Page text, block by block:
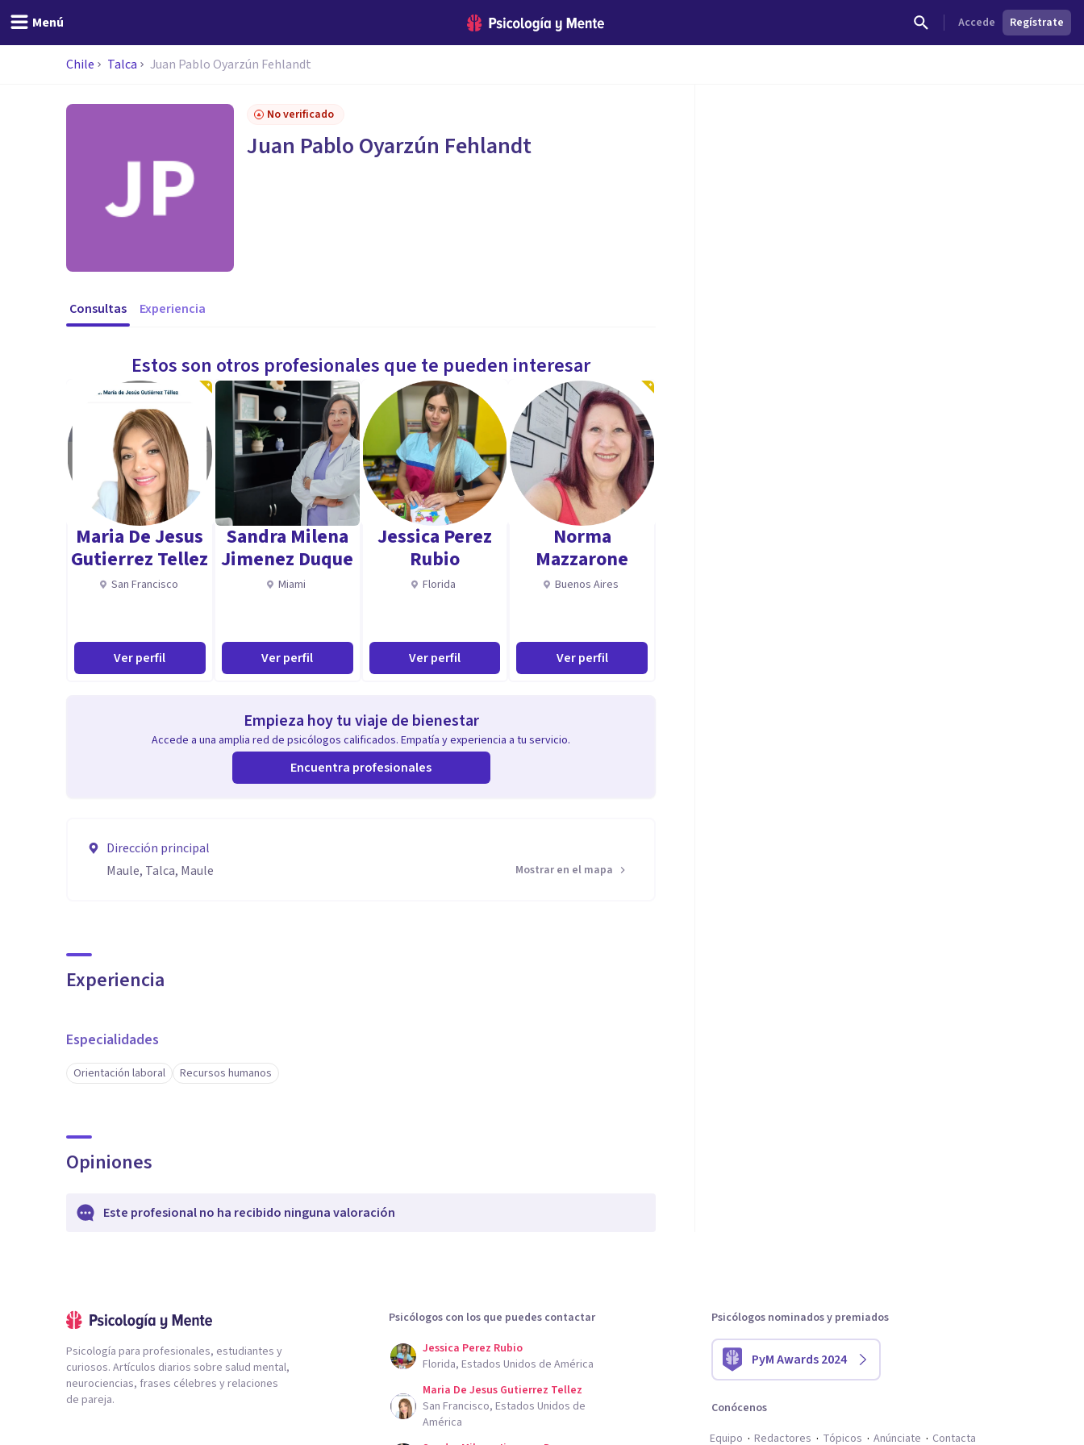
Menú Accede Regístrate
Chile Talca Juan Pablo Oyarzún Fehlandt
No verificado
Juan Pablo Oyarzún Fehlandt
Consultas Experiencia
Estos son otros profesionales que te pueden interesar
Maria De Jesus
Gutierrez Tellez
San Francisco
Ver perfil
Sandra Milena
Jimenez Duque
Miami
Ver perfil
Jessica Perez
Rubio
Florida
Ver perfil
Norma
Mazzarone
Buenos Aires
Ver perfil
Empieza hoy tu viaje de bienestar
Accede a una amplia red de psicólogos calificados. Empatía y experiencia a tu servicio.
Encuentra profesionales
Dirección principal
Maule, Talca, Maule
Mostrar en el mapa
Experiencia
Especialidades
Orientación laboral Recursos humanos
Opiniones
Este profesional no ha recibido ninguna valoración
Psicología para profesionales, estudiantes y
curiosos. Artículos diarios sobre salud mental,
neurociencias, frases célebres y relaciones
de pareja.
Psicólogos con los que puedes contactar
Jessica Perez Rubio
Florida, Estados Unidos de América
Maria De Jesus Gutierrez Tellez
San Francisco, Estados Unidos de
América
Psicólogos nominados y premiados
PyM Awards 2024
Conócenos
Equipo
Redactores Tópicos Anúnciate Contacta